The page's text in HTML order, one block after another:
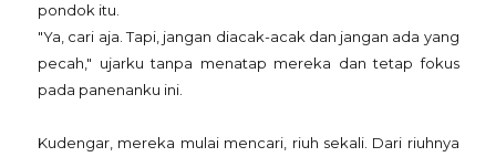
pondok itu.
"Ya, cari aja. Tapi, jangan diacak-acak dan jangan ada yang
pecah," ujarku tanpa menatap mereka dan tetap fokus
pada panenanku ini.
Kudengar, mereka mulai mencari, riuh sekali. Dari riuhnya